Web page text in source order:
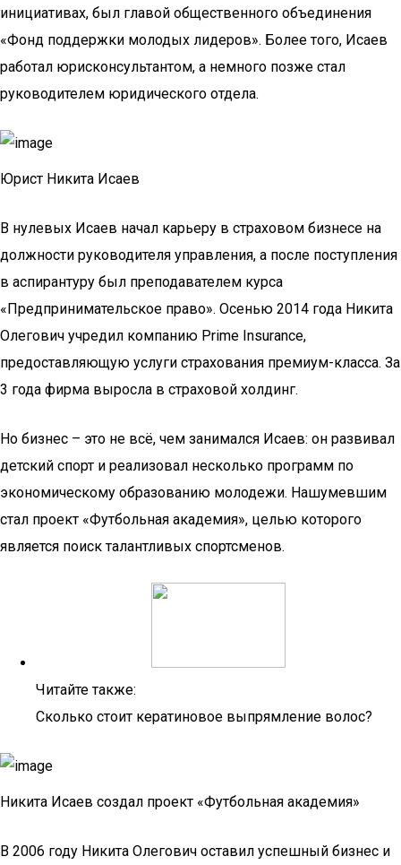
инициативах, был главой общественного объединения
«Фонд поддержки молодых лидеров». Более того, Исаев
работал юрисконсультантом, а немного позже стал
руководителем юридического отдела.
Юрист Никита Исаев
В нулевых Исаев начал карьеру в страховом бизнесе на
должности руководителя управления, а после поступления
в аспирантуру был преподавателем курса
«Предпринимательское право». Осенью 2014 года Никита
Олегович учредил компанию Prime Insurance,
предоставляющую услуги страхования премиум-класса. За
3 года фирма выросла в страховой холдинг.
Но бизнес – это не всё, чем занимался Исаев: он развивал
детский спорт и реализовал несколько программ по
экономическому образованию молодежи. Нашумевшим
стал проект «Футбольная академия», целью которого
является поиск талантливых спортсменов.
Читайте также:
Сколько стоит кератиновое выпрямление волос?
Никита Исаев создал проект «Футбольная академия»
В 2006 году Никита Олегович оставил успешный бизнес и